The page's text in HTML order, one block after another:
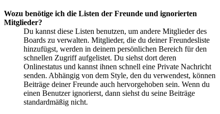
Wozu benötige ich die Listen der Freunde und ignorierten
Mitglieder?
Du kannst diese Listen benutzen, um andere Mitglieder des
Boards zu verwalten. Mitglieder, die du deiner Freundesliste
hinzufügst, werden in deinem persönlichen Bereich für den
schnellen Zugriff aufgelistet. Du siehst dort deren
Onlinestatus und kannst ihnen schnell eine Private Nachricht
senden. Abhängig von dem Style, den du verwendest, können
Beiträge deiner Freunde auch hervorgehoben sein. Wenn du
einen Benutzer ignorierst, dann siehst du seine Beiträge
standardmäßig nicht.